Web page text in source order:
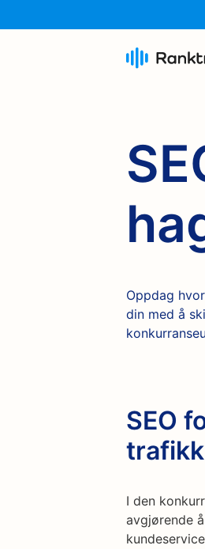
Oppdag
din med å
SEO
I den
avgjørende